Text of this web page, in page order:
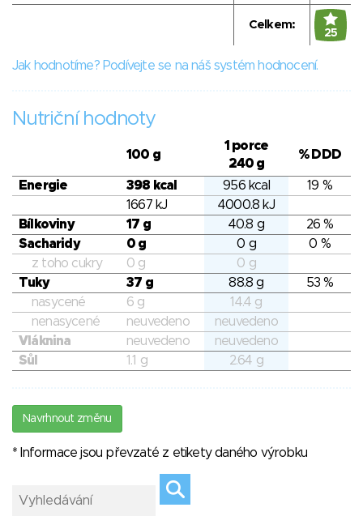
Celkem:
25
Jak hodnotíme? Podívejte se na náš systém hodnocení.
Nutriční hodnoty
100 g
1 porce
240 g
% DDD
Energie 398 kcal 956 kcal
19 %
1667 kJ
4000.8 kJ
Bílkoviny
17 g 40.8 g
26 %
Sacharidy
0 g 0 g
0 %
z toho cukry
0 g
0 g
Tuky
37 g 88.8 g
53 %
nasycené
6 g
14.4 g
nenasycené
neuvedeno
neuvedeno
Vláknina
neuvedeno
neuvedeno
Sůl
1.1 g 2.64 g
Navrhnout změnu
* Informace jsou převzaté z etikety daného výrobku